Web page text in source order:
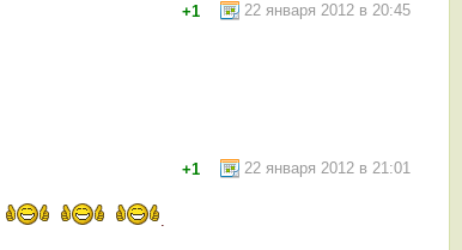
22 января 2012 в 20:45
+1
22 января 2012 в 21:01
+1
.